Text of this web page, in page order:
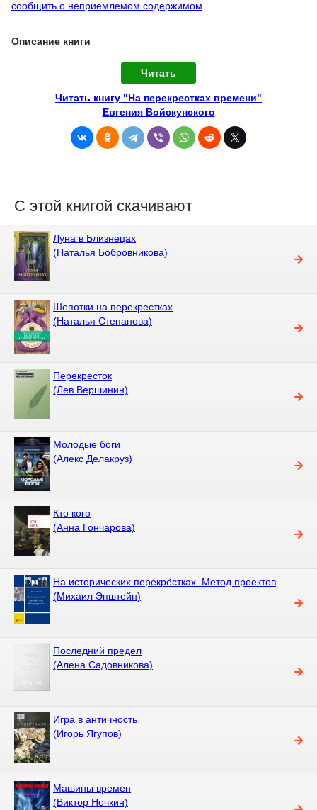
сообщить о неприемлемом содержимом
Описание книги
Читать
Читать книгу "На перекрестках времени"
Евгения Войскунского
С этой книгой скачивают
Луна в Близнецах
(Наталья Бобровникова)
Шепотки на перекрестках
(Наталья Степанова)
Перекресток
(Лев Вершинин)
Молодые боги
(Алекс Делакруз)
Кто кого
(Анна Гончарова)
На исторических перекрёстках. Метод проектов
(Михаил Эпштейн)
Последний предел
(Алена Садовникова)
Игра в античность
(Игорь Ягупов)
Машины времен
(Виктор Ночкин)